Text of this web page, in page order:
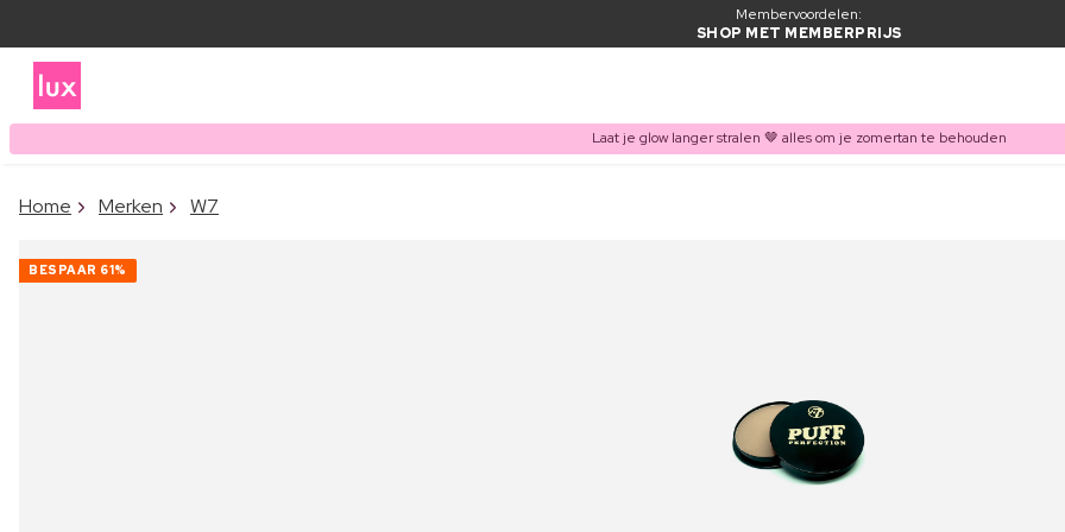
Membervoordelen:
SHOP MET MEMBERPRIJS
Laat je glow langer stralen 🤎 alles om je zomertan te behouden
Home Merken W7
BESPAAR 61%